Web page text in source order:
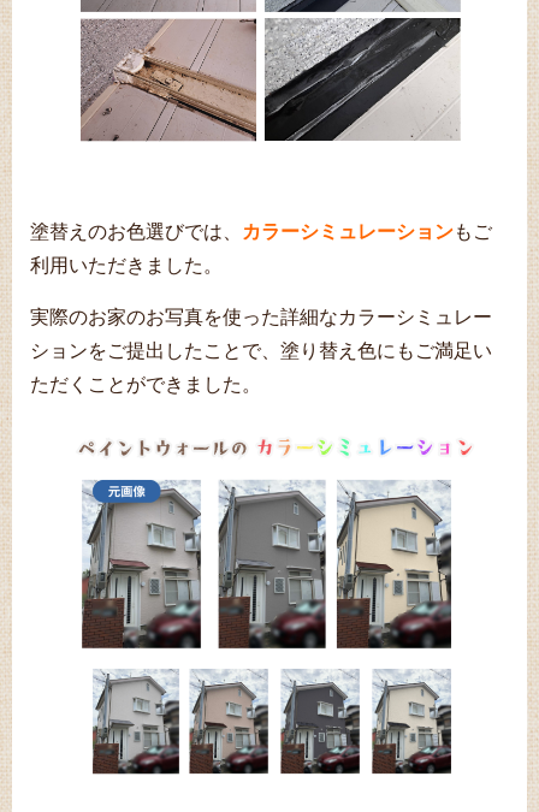
塗替えのお色選びでは、 カラーシミュレーションもご
利用いただきました。
実際のお家のお写真を使った詳細なカラーシミュレー
ションをご提出したことで、塗り替え色にもご満足い
ただくことができました。